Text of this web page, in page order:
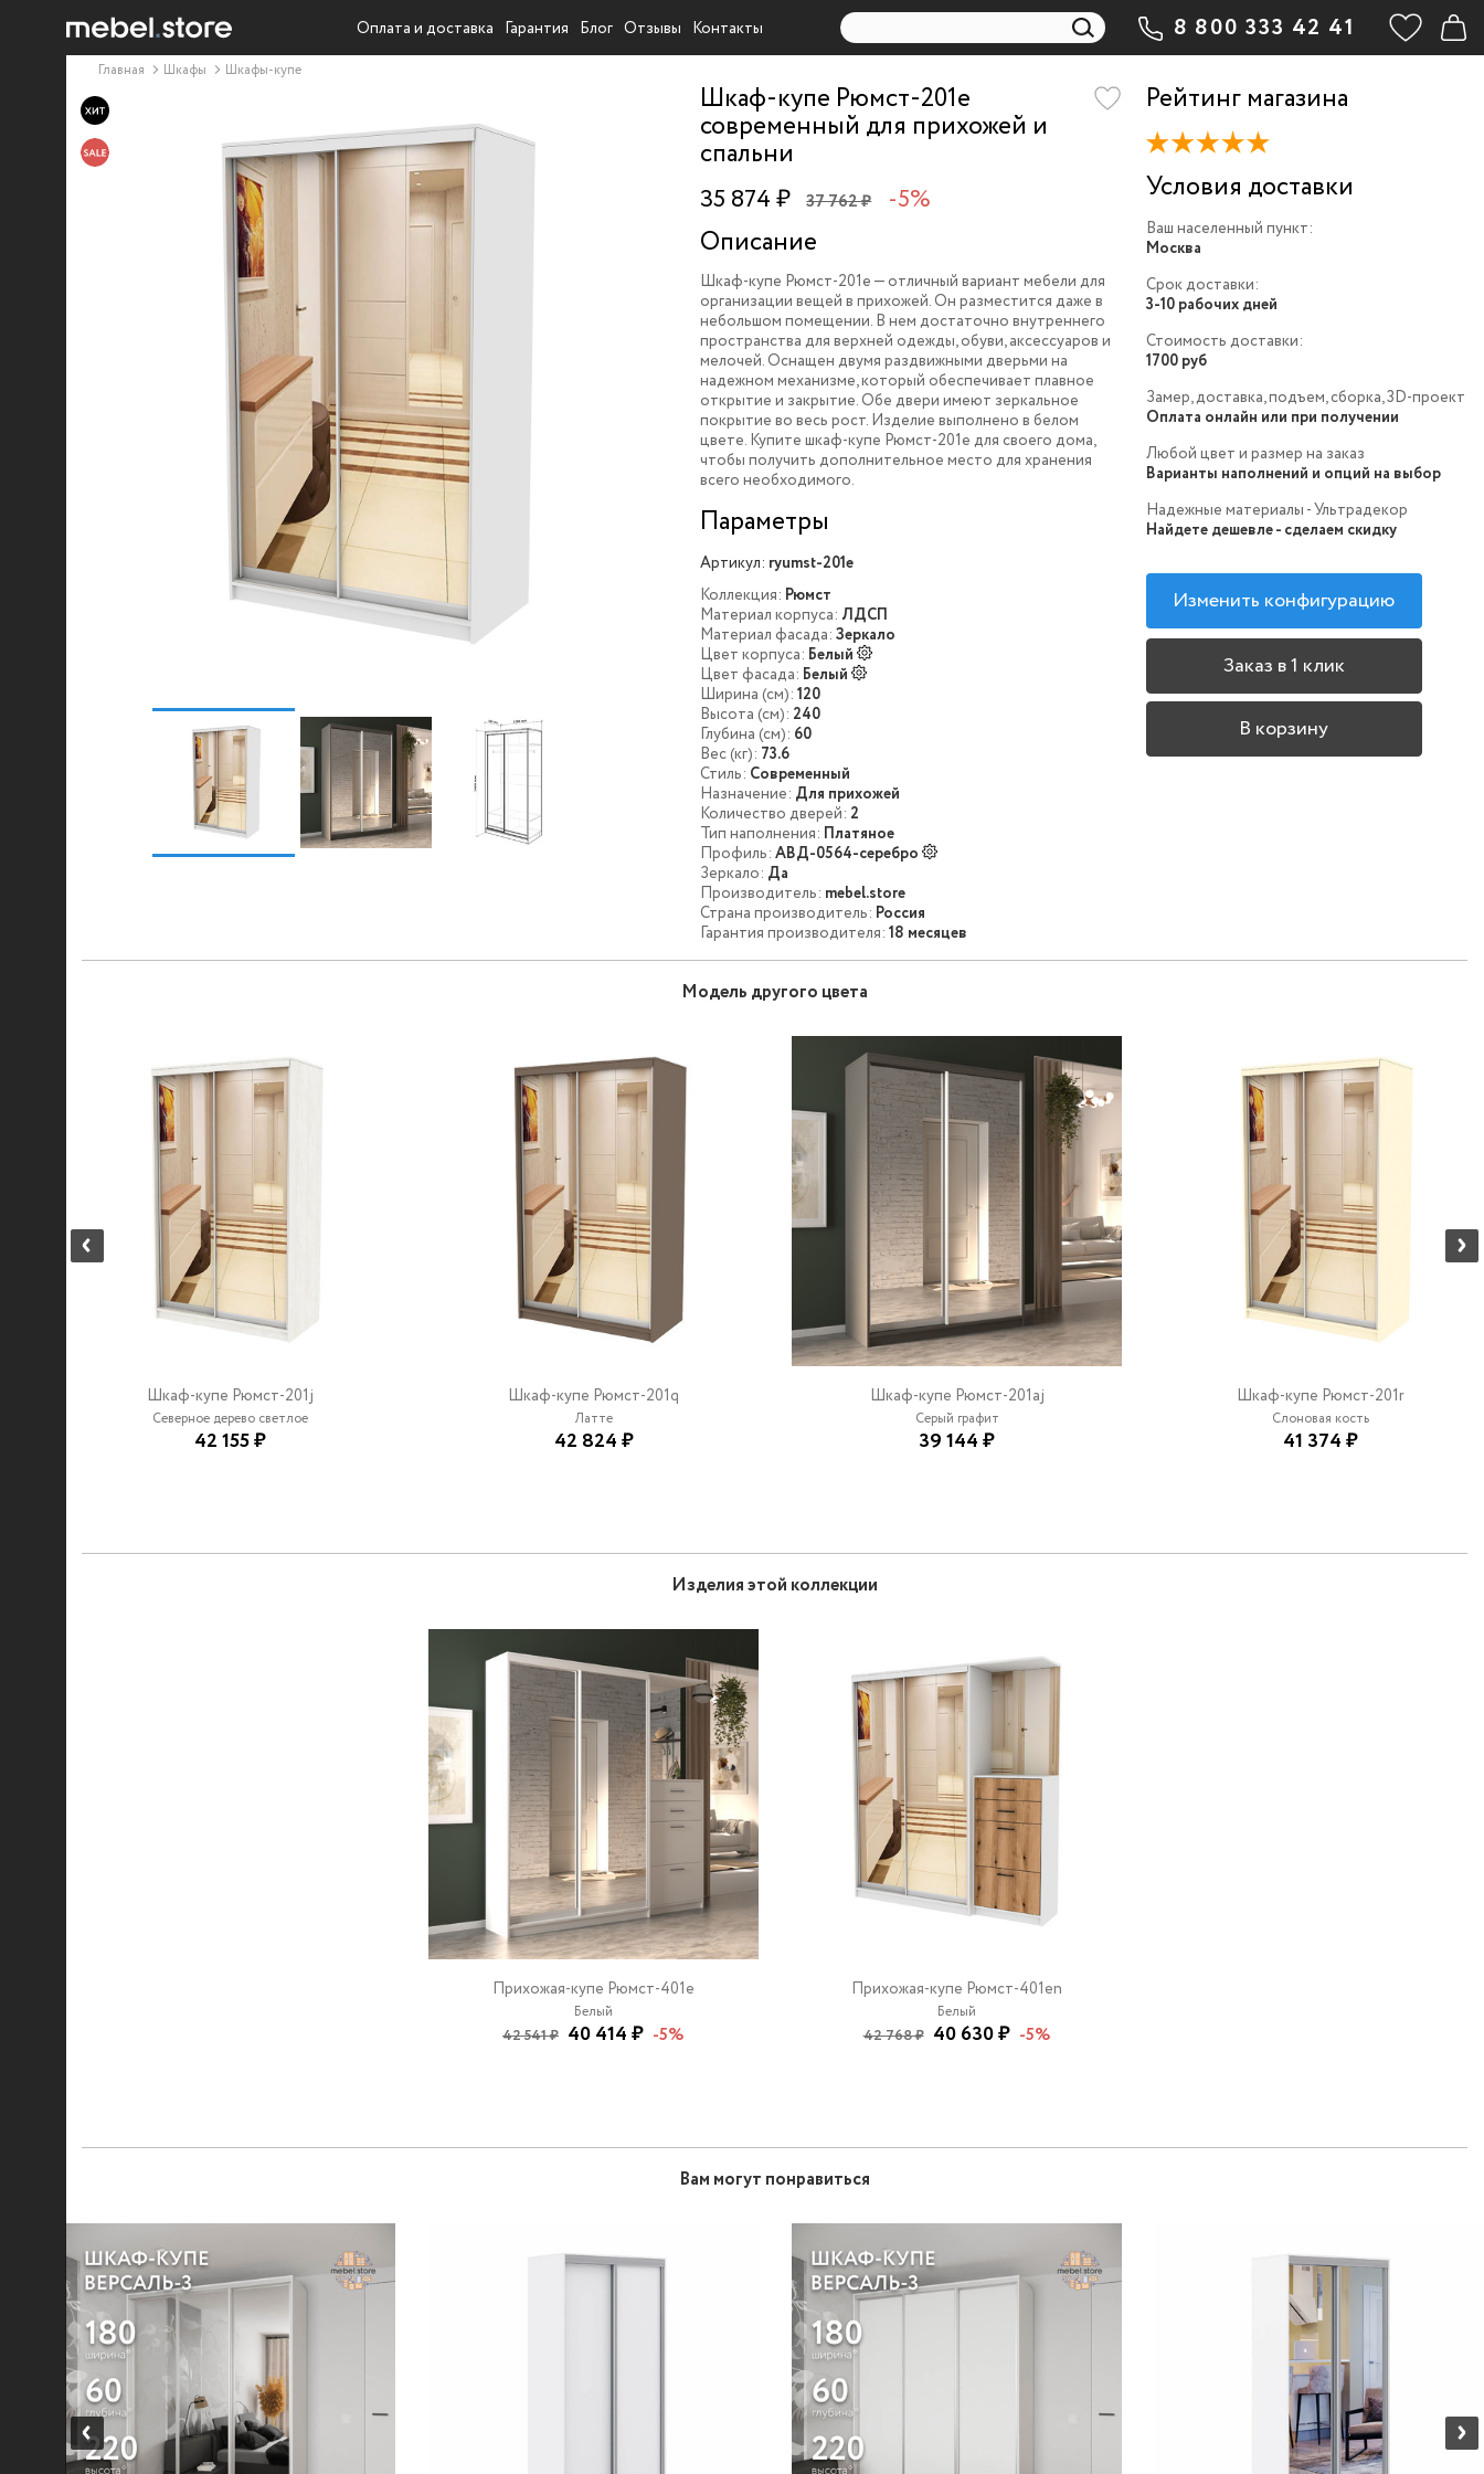
Оплата и доставка Гарантия Блог Отзывы Контакты 8 800 333 42 41
© 2021-2026 mebel.store
Главная Шкафы Шкафы-купе
Шкаф-купе Рюмст-201e
современный для прихожей и
спальни
35 874 ₽ 37 762 ₽ -5%
Описание
Шкаф-купе Рюмст-201e — отличный вариант мебели для
организации вещей в прихожей. Он разместится даже в
небольшом помещении. В нем достаточно внутреннего
пространства для верхней одежды, обуви, аксессуаров и
мелочей. Оснащен двумя раздвижными дверьми на
надежном механизме, который обеспечивает плавное
открытие и закрытие. Обе двери имеют зеркальное
покрытие во весь рост. Изделие выполнено в белом
цвете. Купите шкаф-купе Рюмст-201e для своего дома,
чтобы получить дополнительное место для хранения
всего необходимого.
Параметры
Артикул: ryumst-201e
Коллекция: Рюмст
Материал корпуса: ЛДСП
Материал фасада: Зеркало
Цвет корпуса: Белый
Цвет фасада: Белый
Ширина (см): 120
Высота (см): 240
Глубина (см): 60
Вес (кг): 73.6
Стиль: Современный
Назначение: Для прихожей
Количество дверей: 2
Тип наполнения: Платяное
Профиль: АВД-0564-серебро
Зеркало: Да
Производитель: mebel.store
Страна производитель: Россия
Гарантия производителя: 18 месяцев
Рейтинг магазина
Условия доставки
Ваш населенный пункт:
Москва
Срок доставки:
3-10 рабочих дней
Стоимость доставки:
1700 руб
Замер, доставка, подъем, сборка, 3D-проект
Оплата онлайн или при получении
Любой цвет и размер на заказ
Варианты наполнений и опций на выбор
Надежные материалы - Ультрадекор
Найдете дешевле - сделаем скидку
Изменить конфигурацию
Заказ в 1 клик
В корзину
Модель другого цвета
Шкаф-купе Рюмст-201j
Северное дерево светлое
42 155 ₽
Шкаф-купе Рюмст-201q
Латте
42 824 ₽
Шкаф-купе Рюмст-201aj
Серый графит
39 144 ₽
Шкаф-купе Рюмст-201r
Слоновая кость
41 374 ₽
Изделия этой коллекции
Прихожая-купе Рюмст-401e
Белый
42 541 ₽ 40 414 ₽ -5%
Прихожая-купе Рюмст-401en
Белый
42 768 ₽ 40 630 ₽ -5%
Вам могут понравиться